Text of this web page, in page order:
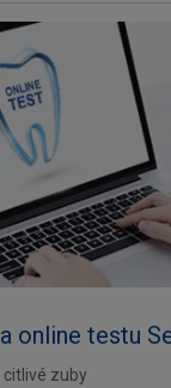
online testu
zuby